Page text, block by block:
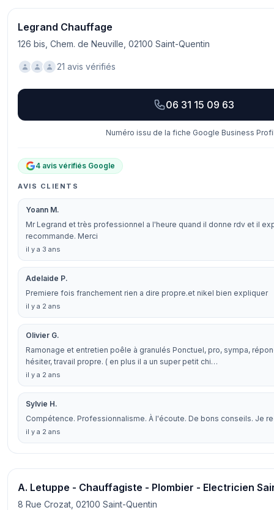
Legrand Chauffage
126 bis, Chem. de Neuville, 02100 Saint-Quentin
21 avis vérifiés
06 31 15 09 63
Numéro issu de la fiche Google Business
4 avis vérifiés Google
AVIS CLIENTS
Yoann M.
Mr Legrand et très professionnel a l'heure quand il donne rdv et il
recommande. Merci
il y a 3 ans
Adelaide P.
Premiere fois franchement rien a dire propre.et nikel bien expliquer
il y a 2 ans
Olivier G.
Ramonage et entretien poêle à granulés Ponctuel, pro, sympa,
hésiter, travail propre. ( en plus il a un super petit chi…
il y a 2 ans
Sylvie H.
Compétence. Professionnalisme. À l'écoute. De bons conseils. Je
il y a 2 ans
A. Letuppe - Chauffagiste - Plombier - Electricien
8 Rue Crozat, 02100 Saint-Quentin